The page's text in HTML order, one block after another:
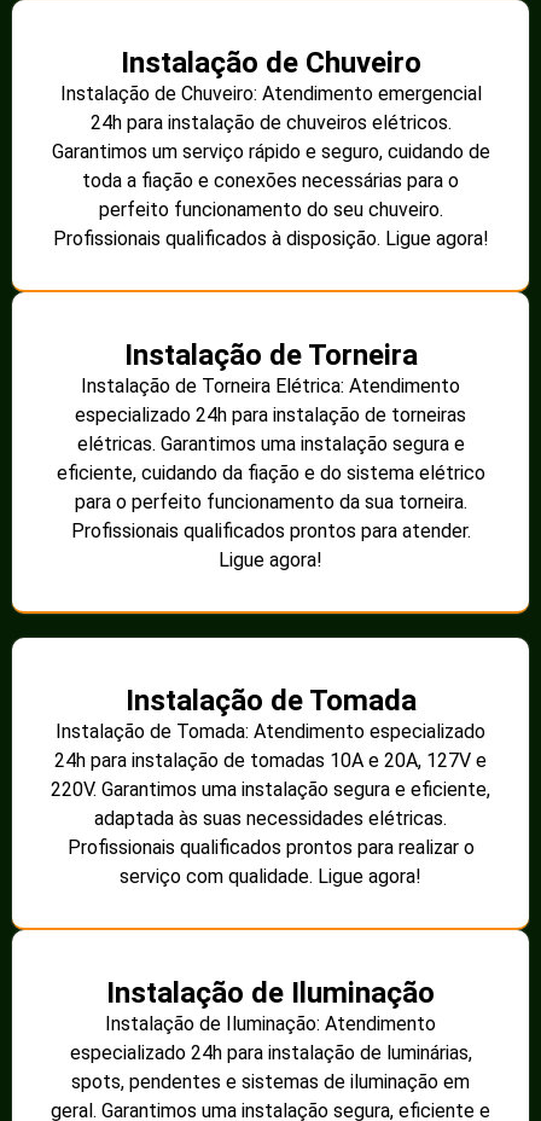
Instalação de Chuveiro
Instalação de Chuveiro: Atendimento emergencial
24h para instalação de chuveiros elétricos.
Garantimos um serviço rápido e seguro, cuidando de
toda a fiação e conexões necessárias para o
perfeito funcionamento do seu chuveiro.
Profissionais qualificados à disposição. Ligue agora!
Instalação de Torneira
Instalação de Torneira Elétrica: Atendimento
especializado 24h para instalação de torneiras
elétricas. Garantimos uma instalação segura e
eficiente, cuidando da fiação e do sistema elétrico
para o perfeito funcionamento da sua torneira.
Profissionais qualificados prontos para atender.
Ligue agora!
Instalação de Tomada
Instalação de Tomada: Atendimento especializado
24h para instalação de tomadas 10A e 20A, 127V e
220V. Garantimos uma instalação segura e eficiente,
adaptada às suas necessidades elétricas.
Profissionais qualificados prontos para realizar o
serviço com qualidade. Ligue agora!
Instalação de Iluminação
Instalação de Iluminação: Atendimento
especializado 24h para instalação de luminárias,
spots, pendentes e sistemas de iluminação em
geral. Garantimos uma instalação segura, eficiente e